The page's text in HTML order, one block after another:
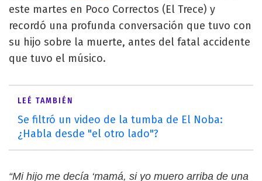
este martes en Poco Correctos (El Trece) y
recordó una profunda conversación que tuvo con
su hijo sobre la muerte, antes del fatal accidente
que tuvo el músico.
LEÉ TAMBIÉN
Se filtró un video de la tumba de El Noba:
¿Habla desde "el otro lado"?
“Mi hijo me decía ‘mamá, si yo muero arriba de una